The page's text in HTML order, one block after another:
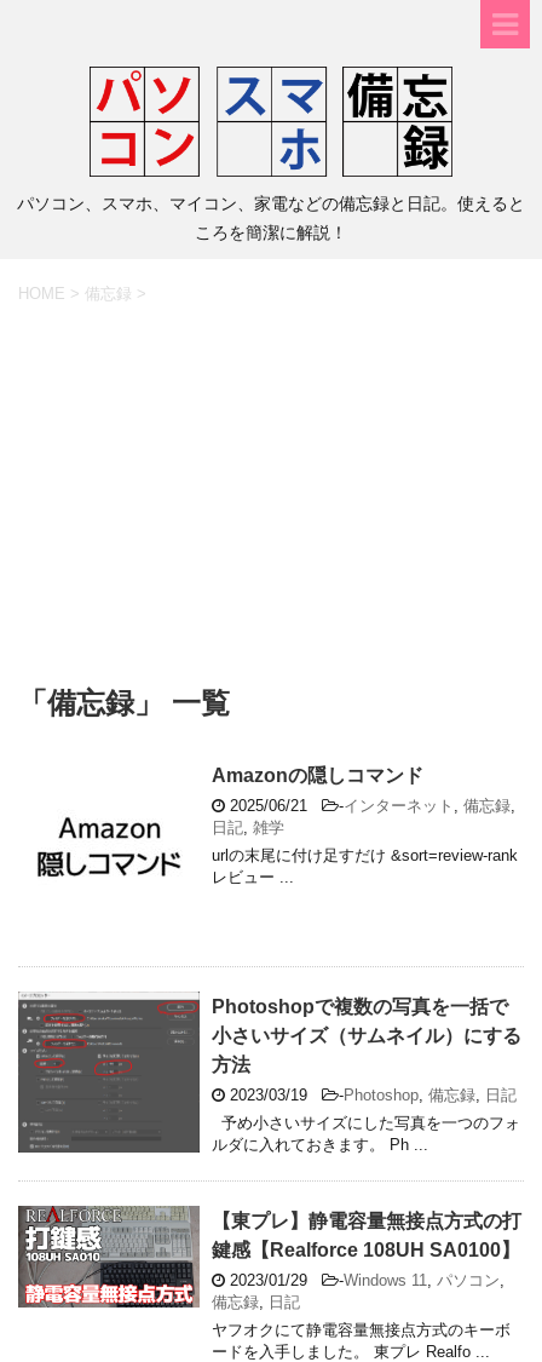
パソコン、スマホ、マイコン、家電などの備忘録と日記。使えると
ころを簡潔に解説！
HOME > 備忘録 >
「備忘録」 一覧
Amazonの隠しコマンド
2025/06/21 -インターネット 備忘録
日記 雑学
urlの末尾に付け足すだけ &sort=review-rank
レビュー ...
Photoshopで複数の写真を一括で
小さいサイズ（サムネイル）にする
方法
2023/03/19 -Photoshop 備忘録
日記
予め小さいサイズにした写真を一つのフォ
ルダに入れておきます。 Ph ...
【東プレ】静電容量無接点方式の打
鍵感【Realforce 108UH SA0100】
2023/01/29 -Windows 11 パソコン
備忘録
日記
ヤフオクにて静電容量無接点方式のキーボ
ードを入手しました。 東プレ Realfo ...